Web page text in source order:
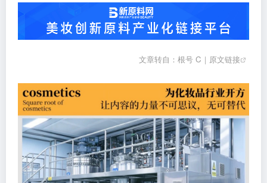
文章转自：根号 C｜ 原文链接